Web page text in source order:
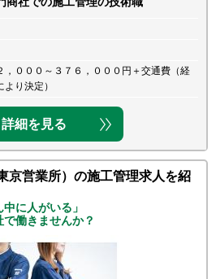
，０００～３７６，０００円＋交通費（経
り決定）
詳細を見る
京営業所）の施工管理求人を紹
に人がいる」
働きませんか？